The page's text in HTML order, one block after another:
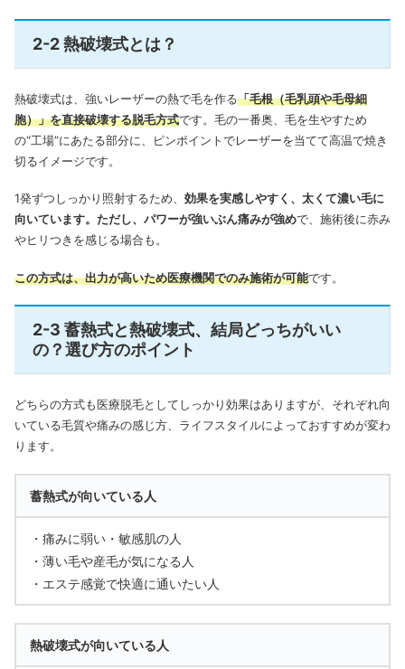
2-2 熱破壊式とは？
熱破壊式は、強いレーザーの熱で毛を作る「毛根（毛乳頭や毛母細
胞）」を直接破壊する脱毛方式です。毛の一番奥、毛を生やすため
の“工場”にあたる部分に、ピンポイントでレーザーを当てて高温で焼き
切るイメージです。
1発ずつしっかり照射するため、 効果を実感しやすく、太くて濃い毛に
向いています。ただし、パワーが強いぶん痛みが強めで、施術後に赤み
やヒリつきを感じる場合も。
この方式は、出力が高いため医療機関でのみ施術が可能です。
2-3 蓄熱式と熱破壊式、結局どっちがいい
の？選び方のポイント
どちらの方式も医療脱毛としてしっかり効果はありますが、それぞれ向
いている毛質や痛みの感じ方、ライフスタイルによっておすすめが変わ
ります。
蓄熱式が向いている人
・痛みに弱い・敏感肌の人
・薄い毛や産毛が気になる人
・エステ感覚で快適に通いたい人
熱破壊式が向いている人